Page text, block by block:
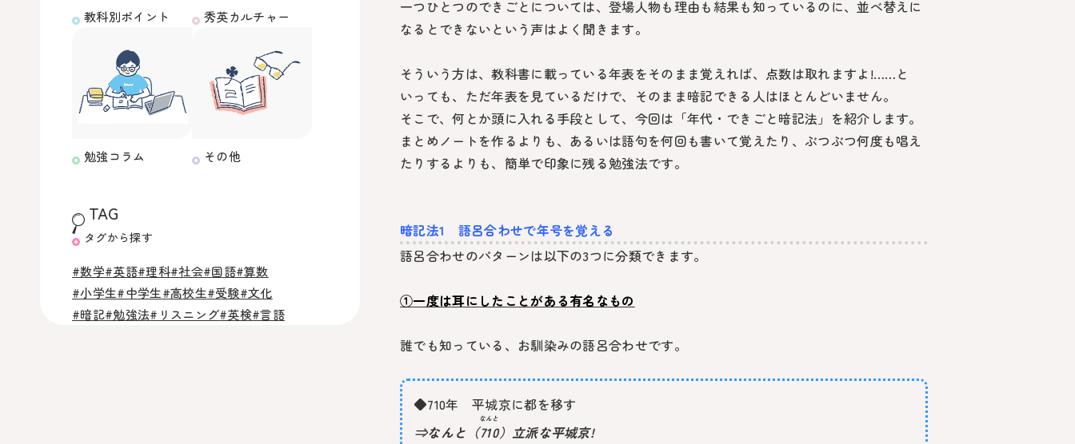
教科別ポイント 秀英カルチャー
勉強コラム その他
TAG
タグから探す
#数学#英語#理科#社会#国語#算数
#小学生#中学生#高校生#受験#文化
#暗記#勉強法#リスニング#英検#言語
一つひとつのできごとについては、登場人物も理由も結果も知っているのに、並べ替えに
なるとできないという声はよく聞きます。
そういう方は、教科書に載っている年表をそのまま覚えれば、点数は取れますよ!……と
いっても、ただ年表を見ているだけで、そのまま暗記できる人はほとんどいません。
そこで、何とか頭に入れる手段として、今回は「年代・できごと暗記法」を紹介します。
まとめノートを作るよりも、あるいは語句を何回も書いて覚えたり、ぶつぶつ何度も唱え
たりするよりも、簡単で印象に残る勉強法です。
暗記法1 語呂合わせで年号を覚える
語呂合わせのパターンは以下の3つに分類できます。
①一度は耳にしたことがある有名なもの
誰でも知っている、お馴染みの語呂合わせです。
◆710年 平城京に都を移す
⇒なんと（710
なんと
）立派な平城京!